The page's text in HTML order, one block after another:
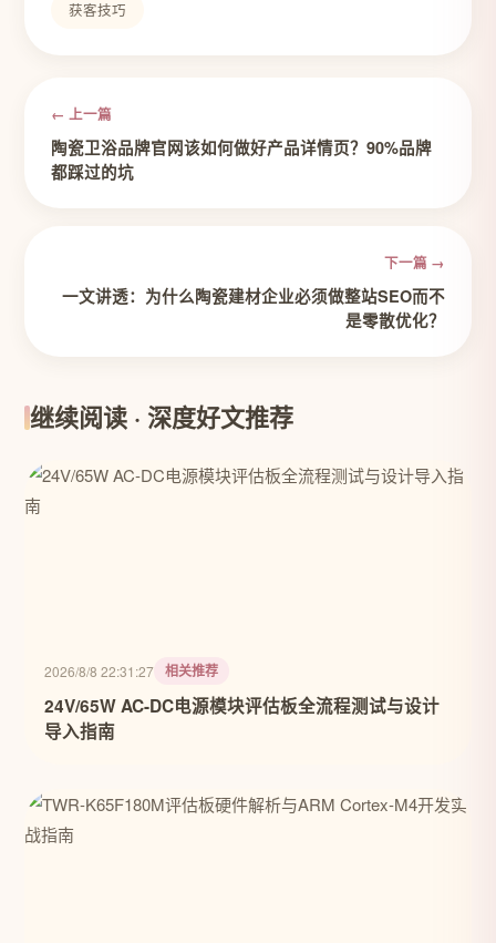
获客技巧
← 上一篇
陶瓷卫浴品牌官网该如何做好产品详情页？90%品牌
都踩过的坑
下一篇 →
一文讲透：为什么陶瓷建材企业必须做整站SEO而不
是零散优化？
继续阅读 · 深度好文推荐
2026/8/8 22:31:27 相关推荐
24V/65W AC-DC电源模块评估板全流程测试与设计
导入指南